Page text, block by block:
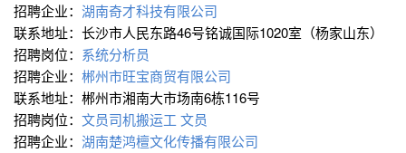
招聘企业： 湖南奇才科技有限公司
联系地址：长沙市人民东路46号铭诚国际1020室（杨家山东）
招聘岗位： 系统分析员
招聘企业： 郴州市旺宝商贸有限公司
联系地址：郴州市湘南大市场南6栋116号
招聘岗位： 文员司机搬运工 文员
招聘企业： 湖南楚鸿檀文化传播有限公司